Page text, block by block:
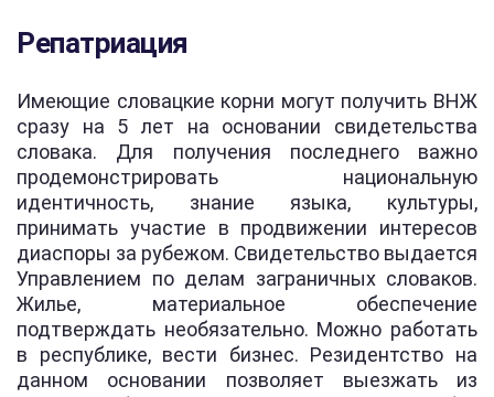
Репатриация
Имеющие словацкие корни могут получить ВНЖ
сразу на 5 лет на основании свидетельства
словака. Для получения последнего важно
продемонстрировать национальную
идентичность, знание языка, культуры,
принимать участие в продвижении интересов
диаспоры за рубежом. Свидетельство выдается
Управлением по делам заграничных словаков.
Жилье, материальное обеспечение
подтверждать необязательно. Можно работать
в республике, вести бизнес. Резидентство на
данном основании позволяет выезжать из